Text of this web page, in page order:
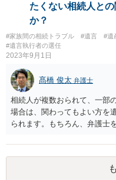
たくない相続人と
か？
#家族間の相続トラブル #遺言 #遺
#遺言執行者の選任
2023年9月1日
髙橋 俊太 弁護士
相続人が複数おられて、一部
場合は、関わってもよい方を
られます。もちろん、弁護士
方に再委任の権限を付与して
士に直接ご相談されることを